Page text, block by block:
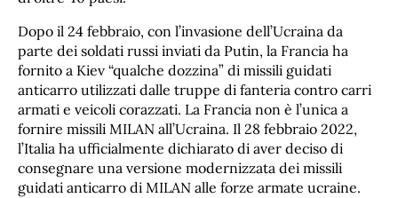
Dopo il 24 febbraio, con l’invasione dell’Ucraina da
parte dei soldati russi inviati da Putin, la Francia ha
fornito a Kiev “qualche dozzina” di missili guidati
anticarro utilizzati dalle truppe di fanteria contro carri
armati e veicoli corazzati. La Francia non è l’unica a
fornire missili MILAN all’Ucraina. Il 28 febbraio 2022,
l’Italia ha ufficialmente dichiarato di aver deciso di
consegnare una versione modernizzata dei missili
guidati anticarro di MILAN alle forze armate ucraine.